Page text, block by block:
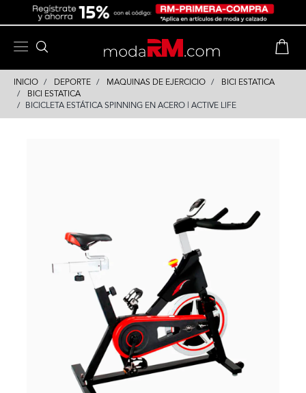
INICIO DEPORTE MAQUINAS DE EJERCICIO
BICI ESTATICA
BICI ESTATICA
BICICLETA ESTÁTICA SPINNING EN ACERO | ACTIVE LIFE